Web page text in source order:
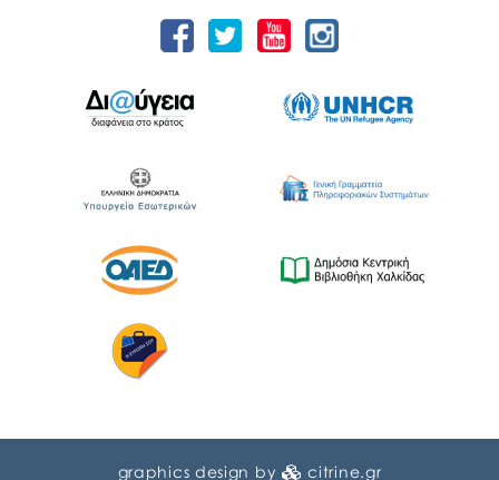
graphics design by citrine.gr